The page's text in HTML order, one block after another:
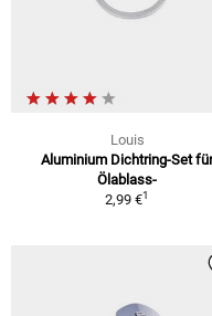
Louis
Aluminium Dichtring-Set für
Ölablass-
2,99 €1